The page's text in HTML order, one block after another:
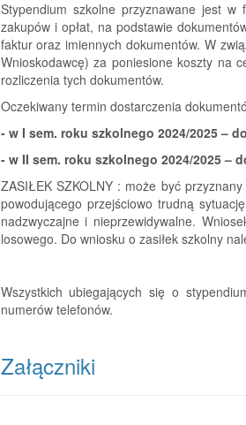
Stypendium szkolne przyznawane jest w
zakupów i opłat, na podstawie
faktur oraz imiennych dokumentów. W
Wnioskodawcę) za poniesione koszty na
rozliczenia tych dokumentów.
Oczekiwany termin dostarczenia
- w I sem. roku szkolnego 2024/2025 –
- w II sem. roku szkolnego 2024/2025 –
ZASIŁEK SZKOLNY : może być
powodującego przejściowo trudną
nadzwyczajne i nieprzewidywalne.
losowego. Do wniosku o zasiłek szkolny
Wszystkich ubiegających się o
numerów telefonów.
Załączniki